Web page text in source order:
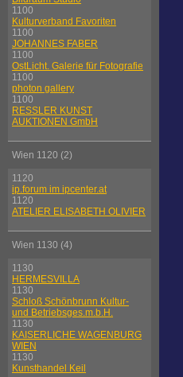
1100
Kulturverband Favoriten
1100
JOHANNES FABER
1100
OstLicht. Galerie für Fotografie
1100
photon gallery
1100
RESSLER KUNST
AUKTIONEN GmbH
Wien 1120 (2)
1120
ip.forum im ipcenter.at
1120
ATELIER ELISABETH OLIVIER
Wien 1130 (4)
1130
HERMESVILLA
1130
Schloß Schönbrunn Kultur-
und Betriebsges.m.b.H.
1130
KAISERLICHE WAGENBURG
WIEN
1130
Kunsthandel Keil